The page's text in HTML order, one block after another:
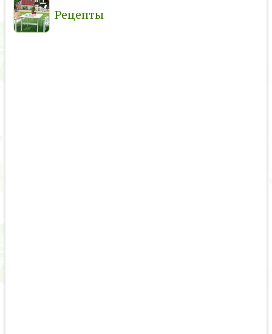
Рецепты